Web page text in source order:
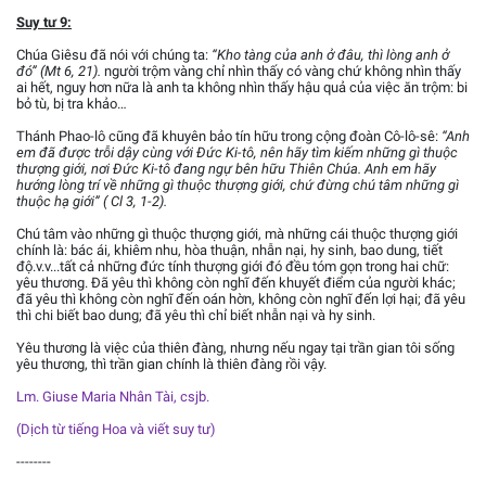
Suy tư 9:
Chúa Giêsu đã nói với chúng ta: “Kho tàng của anh ở đâu, thì lòng anh ở
đó” (Mt 6, 21). người trộm vàng chỉ nhìn thấy có vàng chứ không nhìn thấy
ai hết, nguy hơn nữa là anh ta không nhìn thấy hậu quả của việc ăn trộm: bi
bỏ tù, bị tra khảo…
Thánh Phao-lô cũng đã khuyên bảo tín hữu trong cộng đoàn Cô-lô-sê: “Anh
em đã được trỗi dậy cùng với Đức Ki-tô, nên hãy tìm kiếm những gì thuộc
thượng giới, nơi Đức Ki-tô đang ngự bên hữu Thiên Chúa. Anh em hãy
hướng lòng trí về những gì thuộc thượng giới, chứ đừng chú tâm những gì
thuộc hạ giới” ( Cl 3, 1-2).
Chú tâm vào những gì thuộc thượng giới, mà những cái thuộc thượng giới
chính là: bác ái, khiêm nhu, hòa thuận, nhẫn nại, hy sinh, bao dung, tiết
độ.v.v...tất cả những đức tính thượng giới đó đều tóm gọn trong hai chữ:
yêu thương. Đã yêu thì không còn nghĩ đến khuyết điểm của người khác;
đã yêu thì không còn nghĩ đến oán hờn, không còn nghĩ đến lợi hại; đã yêu
thì chi biết bao dung; đã yêu thì chỉ biết nhẫn nại và hy sinh.
Yêu thương là việc của thiên đàng, nhưng nếu ngay tại trần gian tôi sống
yêu thương, thì trần gian chính là thiên đàng rồi vậy.
Lm. Giuse Maria Nhân Tài, csjb.
(Dịch từ tiếng Hoa và viết suy tư)
--------